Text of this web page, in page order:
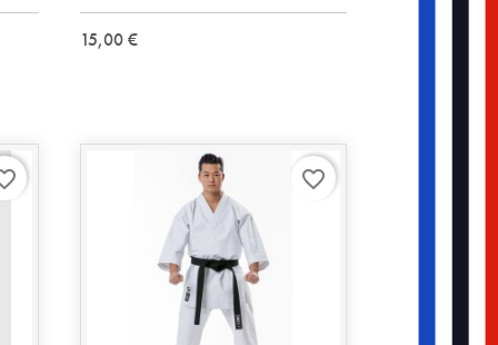
15,00 €
favorite_border